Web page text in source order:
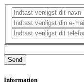
Information